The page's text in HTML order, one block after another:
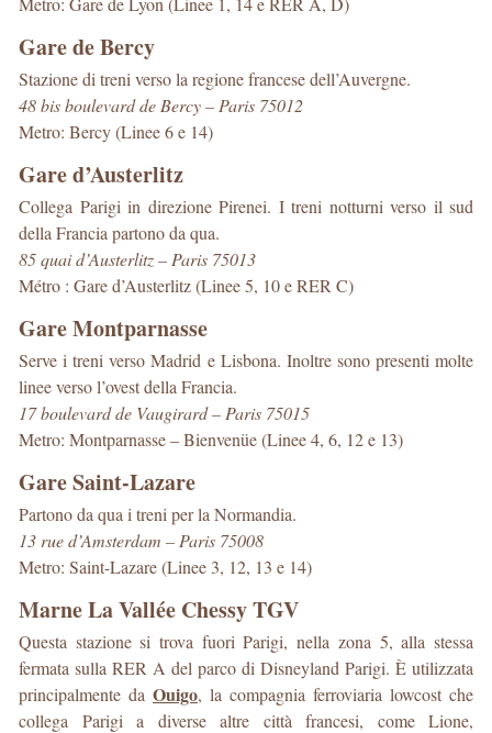
Gare de Bercy
Stazione di treni verso la regione francese dell’Auvergne.
48 bis boulevard de Bercy – Paris 75012
Metro: Bercy (Linee 6 e 14)
Gare d’Austerlitz
Collega Parigi in direzione Pirenei. I treni notturni verso il sud
della Francia partono da qua.
85 quai d’Austerlitz – Paris 75013
Métro : Gare d’Austerlitz (Linee 5, 10 e RER C)
Gare Montparnasse
Serve i treni verso Madrid e Lisbona. Inoltre sono presenti molte
linee verso l’ovest della Francia.
17 boulevard de Vaugirard – Paris 75015
Metro: Montparnasse – Bienvenüe (Linee 4, 6, 12 e 13)
Gare Saint-Lazare
Partono da qua i treni per la Normandia.
13 rue d’Amsterdam – Paris 75008
Metro: Saint-Lazare (Linee 3, 12, 13 e 14)
Marne La Vallée Chessy TGV
Questa stazione si trova fuori Parigi, nella zona 5, alla stessa
fermata sulla RER A del parco di Disneyland Parigi. È utilizzata
principalmente da Ouigo, la compagnia ferroviaria lowcost che
collega Parigi a diverse altre città francesi, come Lione,